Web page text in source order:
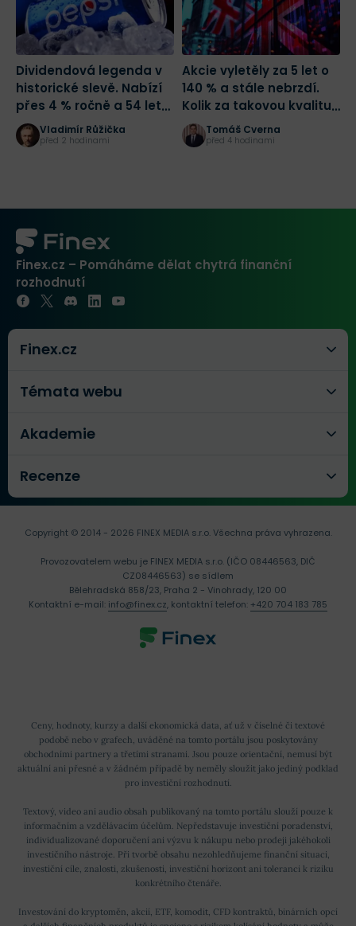
Dividendová legenda v
historické slevě. Nabízí
přes 4 % ročně a 54 let
růstu dividendy
Vladimír Růžička
před 2 hodinami
Akcie vyletěly za 5 let o
140 % a stále nebrzdí.
Kolik za takovou kvalitu
zaplatit?
Tomáš Cverna
před 4 hodinami
Finex.cz – Pomáháme dělat chytrá finanční
rozhodnutí
Finex.cz
Témata webu
Akademie
Recenze
Ceny, hodnoty, kurzy a další ekonomická data, ať už v číselné či textové
podobě nebo v grafech, uváděné na tomto portálu jsou poskytovány
obchodními partnery a třetími stranami. Jsou pouze orientační, nemusí být
aktuální ani přesné a v žádném případě by neměly sloužit jako jediný podklad
pro investiční rozhodnutí.
Textový, video ani audio obsah publikovaný na tomto portálu slouží pouze k
informačním a vzdělávacím účelům. Nepředstavuje investiční poradenství,
individualizované doporučení ani výzvu k nákupu nebo prodeji jakéhokoli
investičního nástroje. Při tvorbě obsahu nezohledňujeme finanční situaci,
investiční cíle, znalosti, zkušenosti, investiční horizont ani toleranci k riziku
konkrétního čtenáře.
Investování do kryptoměn, akcií, ETF, komodit, CFD kontraktů, binárních opcí
Copyright © 2014 - 2026 FINEX MEDIA s.r.o.Všechna práva vyhrazena.
Provozovatelem webu je FINEX MEDIA s.r.o. (IČO 08446563, DIČ
CZ08446563) se sídlem
Bělehradská 858/23, Praha 2 - Vinohrady, 120 00
Kontaktní e-mail: info@finex.cz, kontaktní telefon: +420 704 183 785